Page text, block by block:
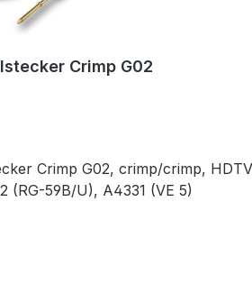
Crimp G02
crimp/crimp, HDTV
(RG-59B/U), A4331 (VE 5)